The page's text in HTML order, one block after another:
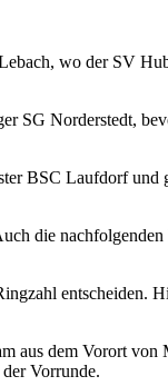
wo der SV
SG Norderstedt,
BSC Laufdorf
die
entscheiden.
aus dem Vorort von
Vorrunde.